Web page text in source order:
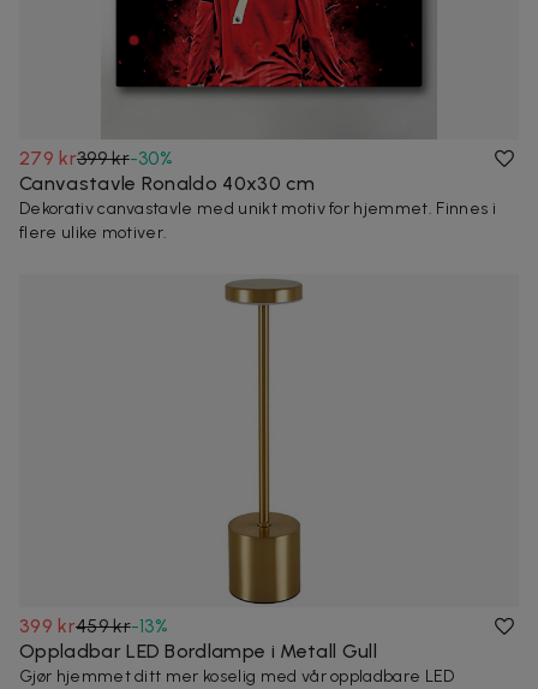
279 kr399 kr-30%
Canvastavle Ronaldo 40x30 cm
Dekorativ canvastavle med unikt motiv for hjemmet. Finnes i
flere ulike motiver.
399 kr459 kr-13%
Oppladbar LED Bordlampe i Metall Gull
Gjør hjemmet ditt mer koselig med vår oppladbare LED